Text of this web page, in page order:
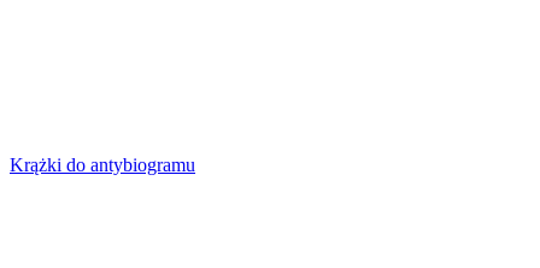
Krążki do antybiogramu